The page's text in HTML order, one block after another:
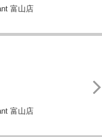
富山店
富山店